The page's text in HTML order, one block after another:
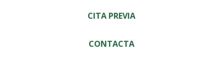
CITA PREVIA
CONTACTA